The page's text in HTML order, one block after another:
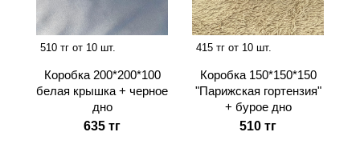
510 тг от 10 шт.
Коробка 200*200*100
белая крышка + черное
дно
635 тг
415 тг от 10 шт.
Коробка 150*150*150
"Парижская гортензия"
+ бурое дно
510 тг